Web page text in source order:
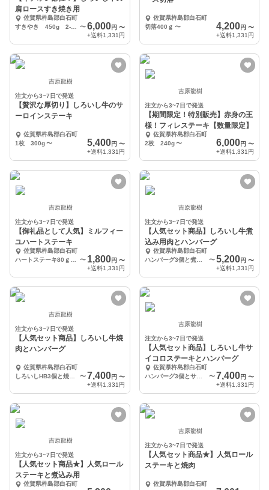
肩ロースすき焼き用
佐賀県杵島郡白石町
〜 6,000円 〜
+送料1,331円
佐賀県杵島郡白石町
切落400ｇ 〜 4,200円 〜
+送料1,331円
吉原龍樹
注文から3~7日で発送
【贅沢な厚切り】しろいし牛のサ
ーロインステーキ
佐賀県杵島郡白石町
1枚 300g〜 5,400円 〜
+送料1,331円
吉原龍樹
注文から3~7日で発送
【期間限定！特別販売】赤身の王
様！フィレステーキ【数量限定】
佐賀県杵島郡白石町
2枚 240g 〜 6,000円 〜
+送料1,331円
吉原龍樹
注文から3~7日で発送
【御礼品として人気】ミルフィー
ユハートステーキ
佐賀県杵島郡白石町
〜 1,800円 〜
+送料1,331円
吉原龍樹
注文から3~7日で発送
【人気セット商品】しろいし牛煮
込み用肉とハンバーグ
佐賀県杵島郡白石町
ハンバーグ3個と煮込み用500g
〜5,200円 〜
+送料1,331円
吉原龍樹
注文から3~7日で発送
【人気セット商品】しろいし牛焼
肉とハンバーグ
佐賀県杵島郡白石町
〜 7,400円 〜
+送料1,331円
吉原龍樹
注文から3~7日で発送
【人気セット商品】しろいし牛サ
イコロステーキとハンバーグ
佐賀県杵島郡白石町
ハンバーグ3個とサイコロ350ｇ
〜7,400円 〜
+送料1,331円
吉原龍樹
注文から3~7日で発送
【人気セット商品★】人気ロール
ステーキと煮込み用
佐賀県杵島郡白石町
吉原龍樹
注文から3~7日で発送
【人気セット商品★】人気ロール
ステーキと焼肉
佐賀県杵島郡白石町